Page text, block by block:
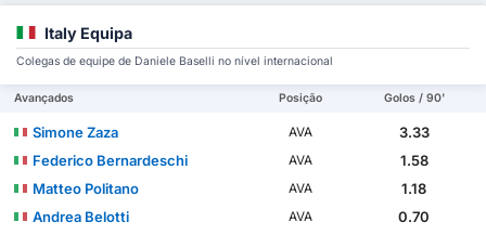
Italy Equipa
Colegas de equipe de Daniele Baselli no nível internacional
Avançados Posição Golos / 90'
Simone Zaza AVA
3.33
Federico Bernardeschi
AVA
1.58
Matteo Politano
AVA
1.18
Andrea Belotti
AVA
0.70